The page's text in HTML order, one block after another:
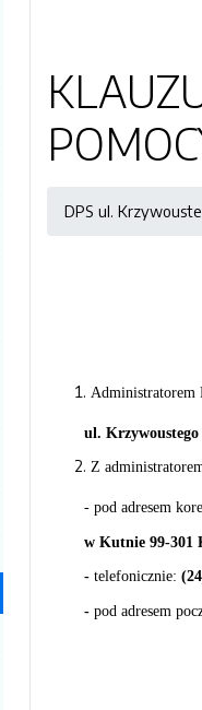
DPS ul.
Administratorem
ul.
Z
- pod adresem
w Kutnie 99-301
- telefonicznie:
-pod adresem